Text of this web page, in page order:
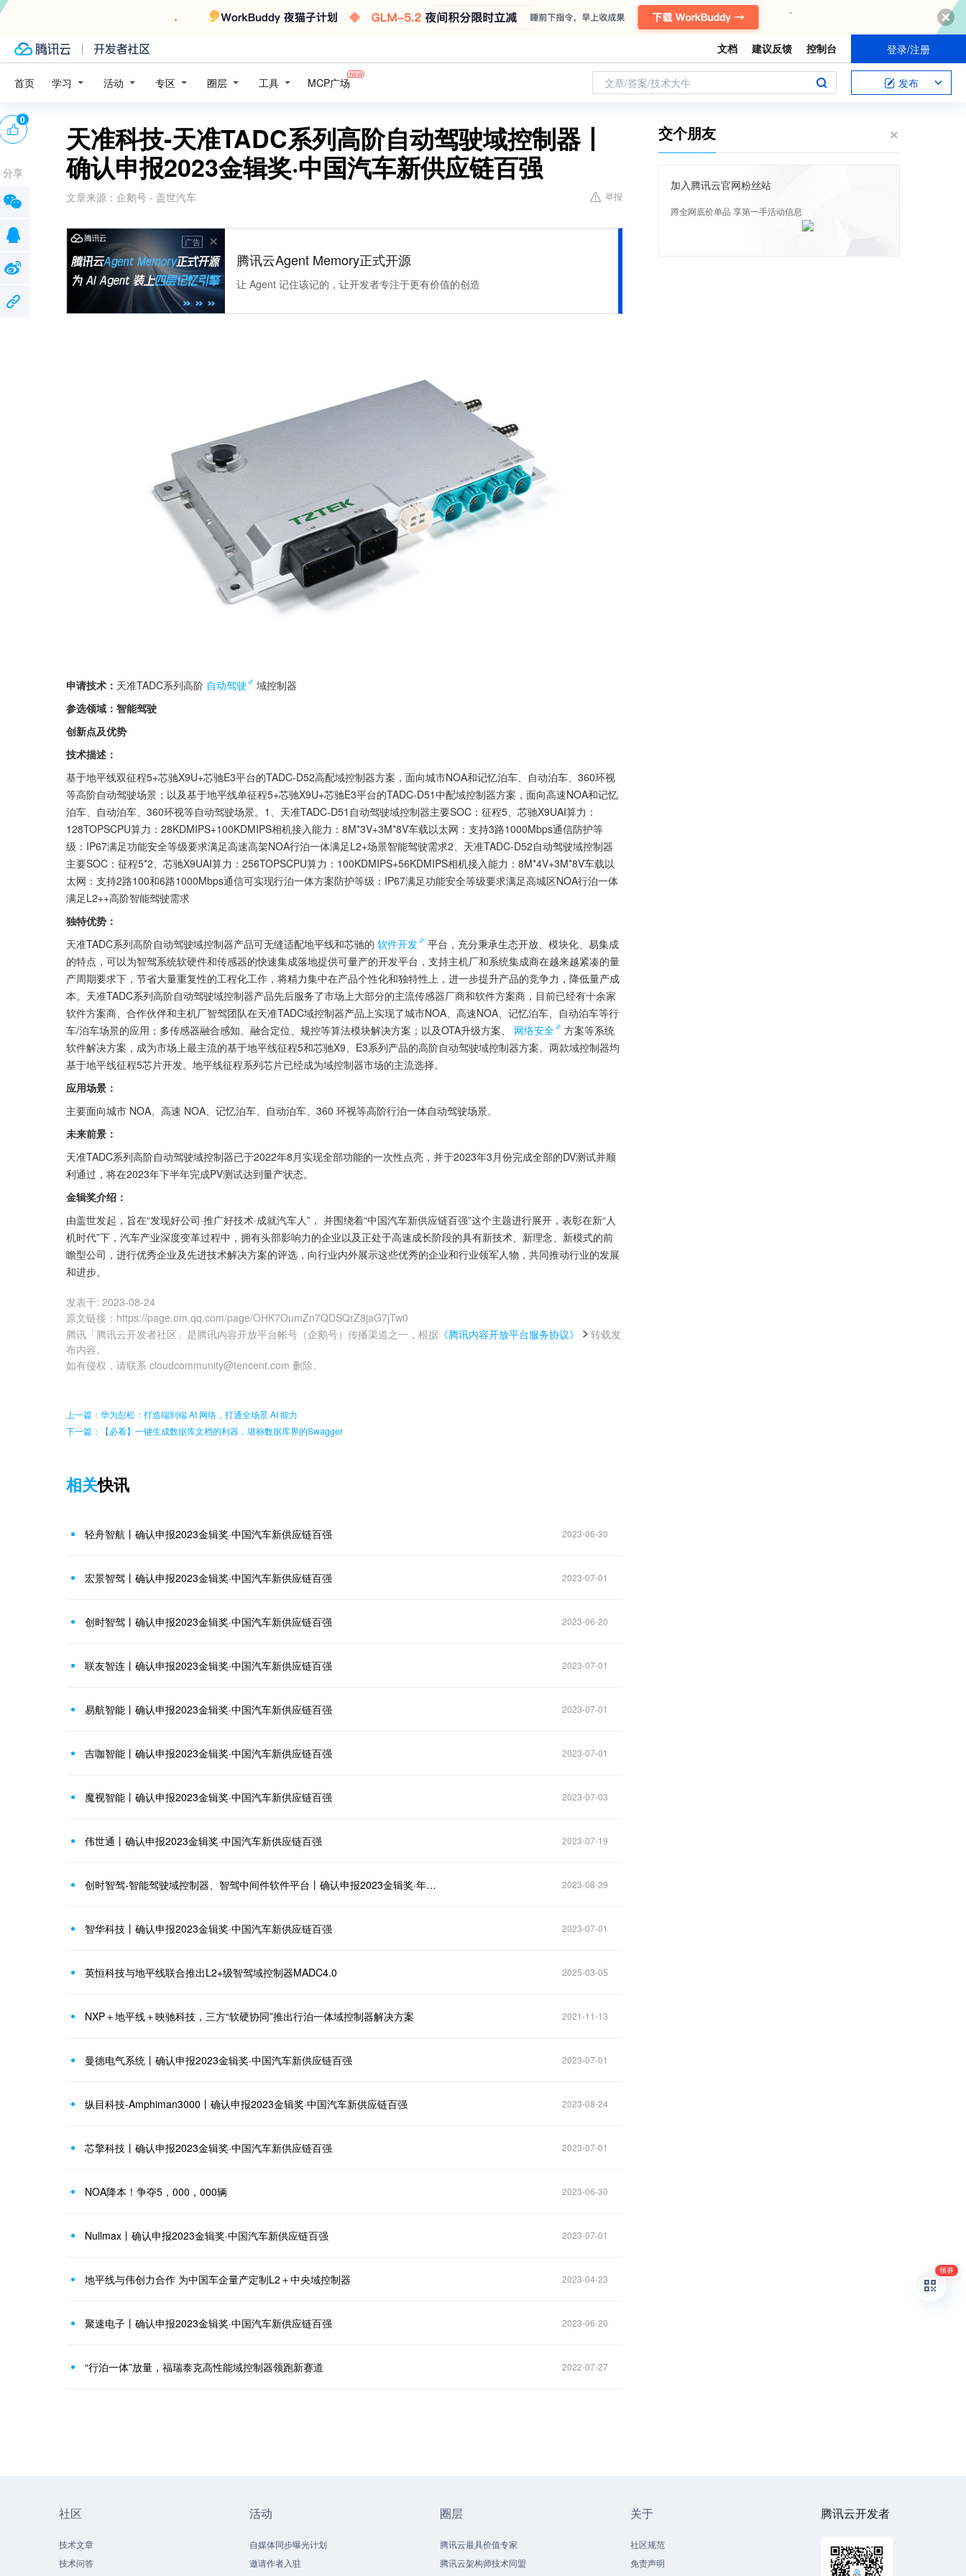
文档 建议反馈 控制台 登录/注册
首页 学习 活动 专区 圈层 工具 MCP广场 文章/答案/技术大牛 发布
天准科技-天准TADC系列高阶自动驾驶域控制器丨
确认申报2023金辑奖·中国汽车新供应链百强
文章来源： 企鹅号 - 盖世汽车 举报
广告
腾讯云Agent Memory正式开源
让 Agent 记住该记的，让开发者专注于更有价值的创造
申请技术： 天准TADC系列高阶 自动驾驶
域控制器
参选领域：智能驾驶
创新点及优势
技术描述：
基于地平线双征程5+芯驰X9U+芯驰E3平台的TADC-D52高配域控制器方案，面向城市NOA和记忆泊车、自动泊车、360环视
等高阶自动驾驶场景；以及基于地平线单征程5+芯驰X9U+芯驰E3平台的TADC-D51中配域控制器方案，面向高速NOA和记忆
泊车、自动泊车、360环视等自动驾驶场景。1、天准TADC-D51自动驾驶域控制器主要SOC：征程5、芯驰X9UAI算力：
128TOPSCPU算力：28KDMIPS+100KDMIPS相机接入能力：8M*3V+3M*8V车载以太网：支持3路1000Mbps通信防护等
级：IP67满足功能安全等级要求满足高速高架NOA行泊一体满足L2+场景智能驾驶需求2、天准TADC-D52自动驾驶域控制器
主要SOC：征程5*2、芯驰X9UAI算力：256TOPSCPU算力：100KDMIPS+56KDMIPS相机接入能力：8M*4V+3M*8V车载以
太网：支持2路100和6路1000Mbps通信可实现行泊一体方案防护等级：IP67满足功能安全等级要求满足高城区NOA行泊一体
满足L2++高阶智能驾驶需求
独特优势：
天准TADC系列高阶自动驾驶域控制器产品可无缝适配地平线和芯驰的 软件开发
平台，充分秉承生态开放、模块化、易集成
的特点，可以为智驾系统软硬件和传感器的快速集成落地提供可量产的开发平台，支持主机厂和系统集成商在越来越紧凑的量
产周期要求下，节省大量重复性的工程化工作，将精力集中在产品个性化和独特性上，进一步提升产品的竞争力，降低量产成
本。天准TADC系列高阶自动驾驶域控制器产品先后服务了市场上大部分的主流传感器厂商和软件方案商，目前已经有十余家
软件方案商、合作伙伴和主机厂智驾团队在天准TADC域控制器产品上实现了城市NOA、高速NOA、记忆泊车、自动泊车等行
车/泊车场景的应用；多传感器融合感知、融合定位、规控等算法模块解决方案；以及OTA升级方案、
网络安全
方案等系统
软件解决方案，成为市场上最主流的基于地平线征程5和芯驰X9、E3系列产品的高阶自动驾驶域控制器方案。两款域控制器均
基于地平线征程5芯片开发。地平线征程系列芯片已经成为域控制器市场的主流选择。
应用场景：
主要面向城市 NOA、高速 NOA、记忆泊车、自动泊车、360 环视等高阶行泊一体自动驾驶场景。
未来前景：
天准TADC系列高阶自动驾驶域控制器已于2022年8月实现全部功能的一次性点亮，并于2023年3月份完成全部的DV测试并顺
利通过，将在2023年下半年完成PV测试达到量产状态。
金辑奖介绍：
由盖世发起，旨在“发现好公司·推广好技术·成就汽车人”， 并围绕着“中国汽车新供应链百强”这个主题进行展开，表彰在新“人
机时代”下，汽车产业深度变革过程中，拥有头部影响力的企业以及正处于高速成长阶段的具有新技术、新理念、新模式的前
瞻型公司，进行优秀企业及先进技术解决方案的评选，向行业内外展示这些优秀的企业和行业领军人物，共同推动行业的发展
和进步。
发表于: 2023-08-24
原文链接 ： https://page.om.qq.com/page/OHK7OumZn7QDSQrZ8jaG7jTw0
腾讯「腾讯云开发者社区」是腾讯内容开放平台帐号（企鹅号）传播渠道之一，根据 《腾讯内容开放平台服务协议》
转载发
布内容。
如有侵权，请联系 cloudcommunity@tencent.com 删除。
0
分享
上一篇：华为彭松：打造端到端 AI 网络，打通全场景 AI 能力
下一篇：【必看】一键生成数据库文档的利器，堪称数据库界的Swagger
相关快讯
轻舟智航丨确认申报2023金辑奖·中国汽车新供应链百强 2023-06-30
宏景智驾丨确认申报2023金辑奖·中国汽车新供应链百强 2023-07-01
创时智驾丨确认申报2023金辑奖·中国汽车新供应链百强 2023-06-20
联友智连丨确认申报2023金辑奖·中国汽车新供应链百强 2023-07-01
易航智能丨确认申报2023金辑奖·中国汽车新供应链百强 2023-07-01
吉咖智能丨确认申报2023金辑奖·中国汽车新供应链百强 2023-07-01
魔视智能丨确认申报2023金辑奖·中国汽车新供应链百强 2023-07-03
伟世通丨确认申报2023金辑奖·中国汽车新供应链百强 2023-07-19
创时智驾-智能驾驶域控制器、智驾中间件软件平台丨确认申报2023金辑奖·年度最具成长价值奖 2023-08-29
智华科技丨确认申报2023金辑奖·中国汽车新供应链百强 2023-07-01
英恒科技与地平线联合推出L2+级智驾域控制器MADC4.0 2025-03-05
NXP＋地平线＋映驰科技，三方“软硬协同”推出行泊一体域控制器解决方案 2021-11-13
曼德电气系统丨确认申报2023金辑奖·中国汽车新供应链百强 2023-07-01
纵目科技-Amphiman3000丨确认申报2023金辑奖·中国汽车新供应链百强 2023-08-24
芯擎科技丨确认申报2023金辑奖·中国汽车新供应链百强 2023-07-01
NOA降本！争夺5，000，000辆 2023-06-30
Nullmax丨确认申报2023金辑奖·中国汽车新供应链百强 2023-07-01
地平线与伟创力合作 为中国车企量产定制L2＋中央域控制器 2023-04-23
聚速电子丨确认申报2023金辑奖·中国汽车新供应链百强 2023-06-20
“行泊一体”放量，福瑞泰克高性能域控制器领跑新赛道 2022-07-27
交个朋友
加入腾讯云官网粉丝站
蹲全网底价单品 享第一手活动信息
社区
技术文章
技术问答
活动
自媒体同步曝光计划
邀请作者入驻
圈层
腾讯云最具价值专家
腾讯云架构师技术同盟
关于
社区规范
免责声明
腾讯云开发者
领券